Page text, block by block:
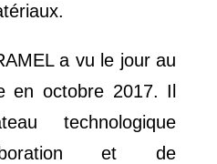
a vu le jour au
en octobre 2017. Il
technologique
et de